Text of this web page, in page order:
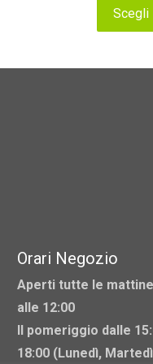
Scegli
ha
nella
Orari Negozio
Aperti tutte le
alle 12:00
Il pomeriggio dalle
18:00 (Lunedì,